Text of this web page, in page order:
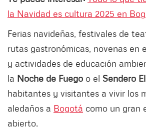
la Navidad es cultura 2025 en
Ferias navideñas, festivales de
rutas gastronómicas, novenas en
y actividades de educación
la Noche de Fuego o el Sendero
habitantes y visitantes a vivir los
aledaños a Bogotá como un gran
abierto.